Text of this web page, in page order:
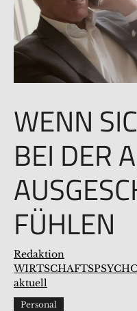
WENN
BEI DER
FÜHLEN
Redaktion
aktuell
Personal